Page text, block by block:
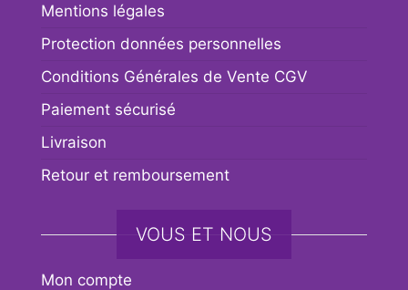
Mentions légales
Protection données personnelles
Conditions Générales de Vente CGV
Paiement sécurisé
Livraison
Retour et remboursement
VOUS ET NOUS
Mon compte